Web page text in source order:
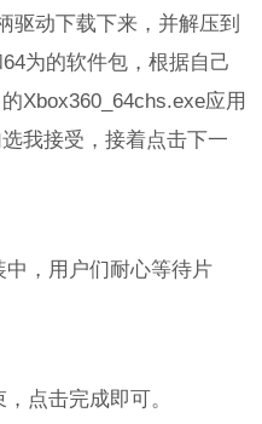
驱动下载下来，并解压到
为的软件包，根据自己
Xbox360_64chs.exe应用
我接受，接着点击下一
，用户们耐心等待片
点击完成即可。